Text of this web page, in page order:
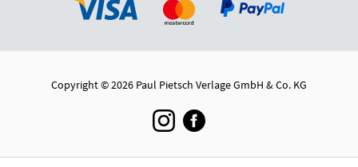
Copyright © 2026 Paul Pietsch Verlage GmbH & Co. KG